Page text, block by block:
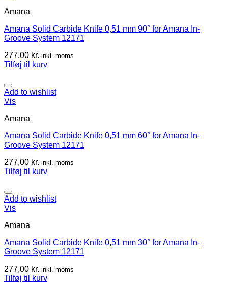
Amana
Amana Solid Carbide Knife 0,51 mm 90° for Amana In-
Groove System 12171
277,00 kr. inkl. moms
Tilføj til kurv
Add to wishlist
Vis
Amana
Amana Solid Carbide Knife 0,51 mm 60° for Amana In-
Groove System 12171
277,00 kr. inkl. moms
Tilføj til kurv
Add to wishlist
Vis
Amana
Amana Solid Carbide Knife 0,51 mm 30° for Amana In-
Groove System 12171
277,00 kr. inkl. moms
Tilføj til kurv